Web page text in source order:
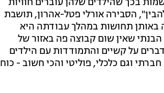
בכך שהילדים שלהן עוברים חוויות
הסבירה אורלי פטל-אהרון, תושבת
באותן תחושות במהלך עבודתה היא
שאין שום קבוצה פה באזור של
על קשיים והתמודדות עם הילדים
וגם כלכלי, פוליטי והכי חשוב - כוח